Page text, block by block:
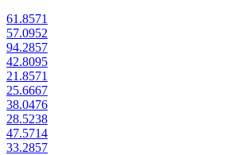
61.8571
57.0952
94.2857
42.8095
21.8571
25.6667
38.0476
28.5238
47.5714
33.2857